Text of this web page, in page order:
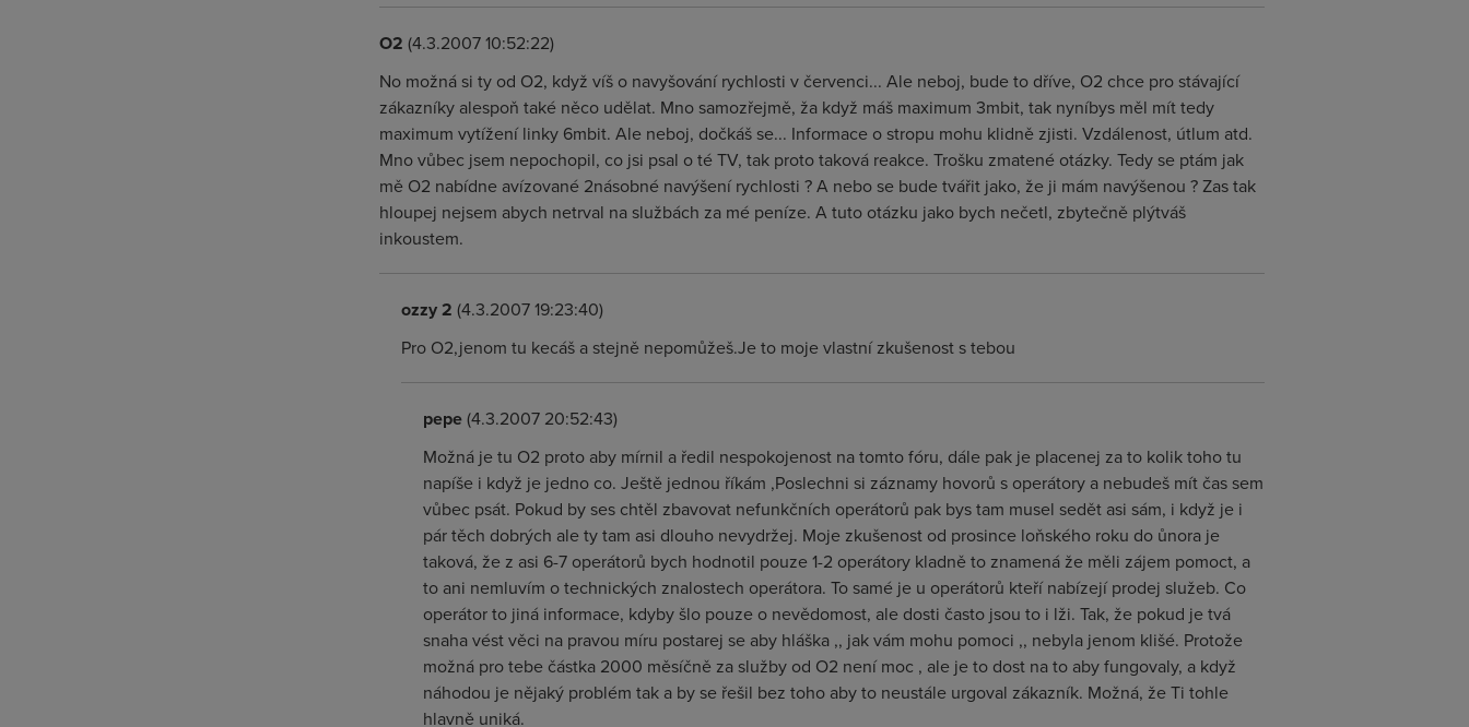
O2 (4.3.2007 10:52:22)
No možná si ty od O2, když víš o navyšování rychlosti v červenci... Ale neboj, bude to dříve, O2 chce pro stávající
zákazníky alespoň také něco udělat. Mno samozřejmě, ža když máš maximum 3mbit, tak nyníbys měl mít tedy
maximum vytížení linky 6mbit. Ale neboj, dočkáš se... Informace o stropu mohu klidně zjisti. Vzdálenost, útlum atd.
Mno vůbec jsem nepochopil, co jsi psal o té TV, tak proto taková reakce. Trošku zmatené otázky. Tedy se ptám jak
mě O2 nabídne avízované 2násobné navýšení rychlosti ? A nebo se bude tvářit jako, že ji mám navýšenou ? Zas tak
hloupej nejsem abych netrval na službách za mé peníze. A tuto otázku jako bych nečetl, zbytečně plýtváš
inkoustem.
ozzy 2 (4.3.2007 19:23:40)
Pro O2,jenom tu kecáš a stejně nepomůžeš.Je to moje vlastní zkušenost s tebou
pepe(4.3.2007 20:52:43)
Možná je tu O2 proto aby mírnil a ředil nespokojenost na tomto fóru, dále pak je placenej za to kolik toho tu
napíše i když je jedno co. Ještě jednou říkám ,Poslechni si záznamy hovorů s operátory a nebudeš mít čas sem
vůbec psát. Pokud by ses chtěl zbavovat nefunkčních operátorů pak bys tam musel sedět asi sám, i když je i
pár těch dobrých ale ty tam asi dlouho nevydržej. Moje zkušenost od prosince loňského roku do ůnora je
taková, že z asi 6-7 operátorů bych hodnotil pouze 1-2 operátory kladně to znamená že měli zájem pomoct, a
to ani nemluvím o technických znalostech operátora. To samé je u operátorů kteří nabízejí prodej služeb. Co
operátor to jiná informace, kdyby šlo pouze o nevědomost, ale dosti často jsou to i lži. Tak, že pokud je tvá
snaha vést věci na pravou míru postarej se aby hláška ,, jak vám mohu pomoci ,, nebyla jenom klišé. Protože
možná pro tebe částka 2000 měsíčně za služby od O2 není moc , ale je to dost na to aby fungovaly, a když
náhodou je nějaký problém tak a by se řešil bez toho aby to neustále urgoval zákazník. Možná, že Ti tohle
hlavně uniká.